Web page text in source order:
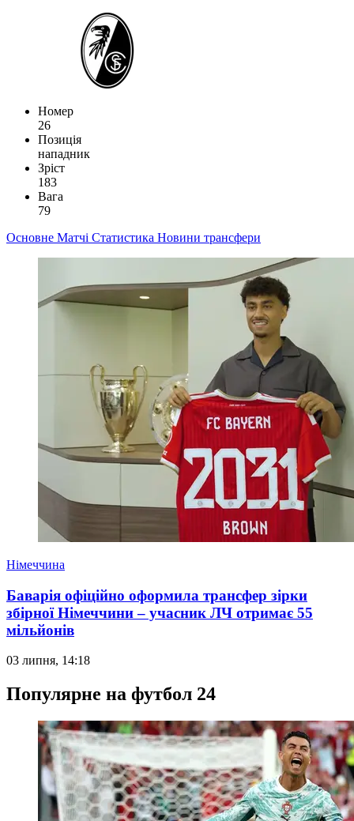
Номер
26
Позиція
нападник
Зріст
183
Вага
79
Основне Матчі Статистика Новини трансфери
Німеччина
Баварія офіційно оформила трансфер зірки
збірної Німеччини – учасник ЛЧ отримає 55
мільйонів
03 липня, 14:18
Популярне на футбол 24